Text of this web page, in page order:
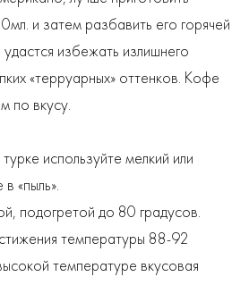
и затем разбавить его горячей
избежать излишнего
«терруарных» оттенков. Кофе
по вкусу.
используйте мелкий или
«пыль».
подогретой до 80 градусов.
температуры 88-92
температуре вкусовая